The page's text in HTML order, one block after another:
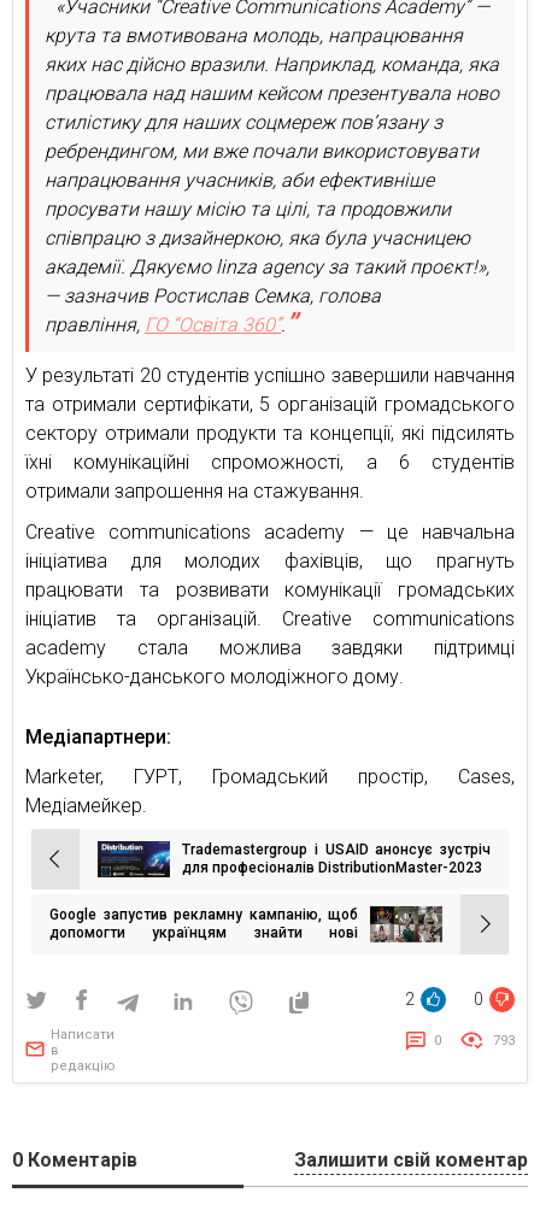
«Учасники “Creative Communications Academy” —
крута та вмотивована молодь, напрацювання
яких нас дійсно вразили. Наприклад, команда, яка
працювала над нашим кейсом презентувала ново
стилістику для наших соцмереж пов’язану з
ребрендингом, ми вже почали використовувати
напрацювання учасників, аби ефективніше
просувати нашу місію та цілі, та продовжили
співпрацю з дизайнеркою, яка була учасницею
академії. Дякуємо linza agency за такий проєкт!»,
— зазначив Ростислав Семка, голова
правління, ГО “Освіта 360”.
У результаті 20 студентів успішно завершили навчання
та отримали сертифікати, 5 організацій громадського
сектору отримали продукти та концепції, які підсилять
їхні комунікаційні спроможності, а 6 студентів
отримали запрошення на стажування.
Creative communications academy — це навчальна
ініціатива для молодих фахівців, що прагнуть
працювати та розвивати комунікації громадських
ініціатив та організацій. Creative communications
academy стала можлива завдяки підтримці
Українсько-данського молодіжного дому.
Медіапартнери:
Marketer, ГУРТ, Громадський простір, Cases,
Медіамейкер.
Навігація
записів
Trademastergroup і USAID анонсує зустріч
для професіоналів DistributionMaster-2023
Google запустив рекламну кампанію, щоб
допомогти українцям знайти нові
2 0
Написати
в
редакцію
0 793
0 Коментарів Залишити свій коментар